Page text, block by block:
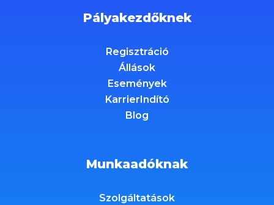
Pályakezdőknek
Regisztráció
Állások
Események
KarrierIndító
Blog
Munkaadóknak
Szolgáltatások